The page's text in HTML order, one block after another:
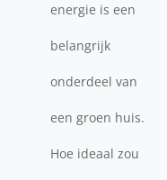
energie is een
belangrijk
onderdeel van
een groen huis.
Hoe ideaal zou